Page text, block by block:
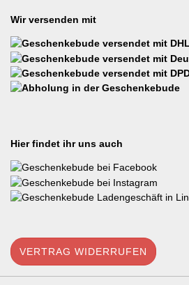
Wir versenden mit
Hier findet ihr uns auch
VERTRAG WIDERRUFEN